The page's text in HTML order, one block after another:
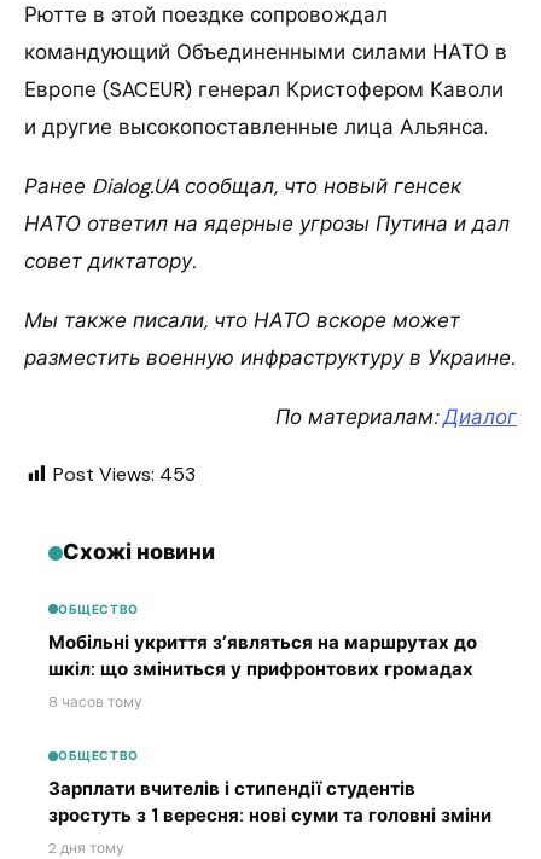
Рютте в этой поездке сопровождал
командующий Объединенными силами НАТО в
Европе (SACEUR) генерал Кристофером Каволи
и другие высокопоставленные лица Альянса.
Ранее Dialog.UA сообщал, что новый генсек
НАТО ответил на ядерные угрозы Путина и дал
совет диктатору.
Мы также писали, что НАТО вскоре может
разместить военную инфраструктуру в Украине.
По материалам:Диалог
Post Views: 453
Схожі новини
ОБЩЕСТВО
Мобільні укриття з’являться на маршрутах до
шкіл: що зміниться у прифронтових громадах
8 часов тому
ОБЩЕСТВО
Зарплати вчителів і стипендії студентів
зростуть з 1 вересня: нові суми та головні зміни
2 дня тому